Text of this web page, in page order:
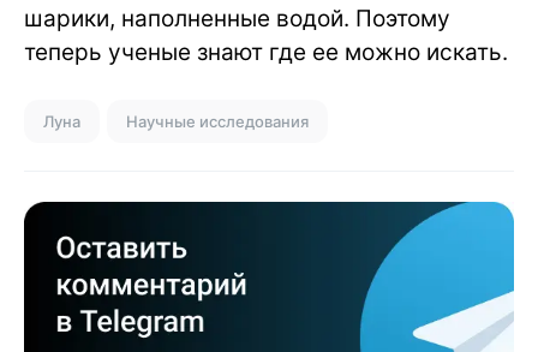
шарики, наполненные водой. Поэтому
теперь ученые знают где ее можно искать.
Луна Научные исследования